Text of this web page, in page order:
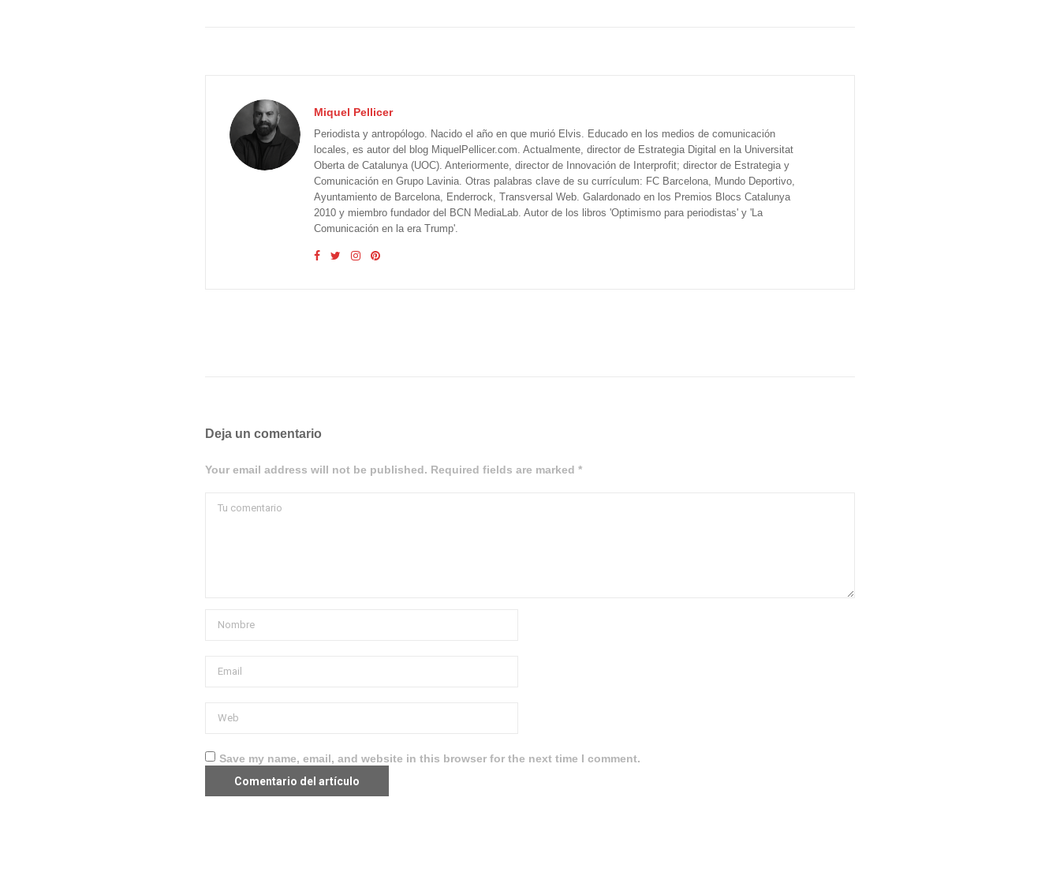
Miquel Pellicer
Periodista y antropólogo. Nacido el año en que murió Elvis. Educado en los medios de comunicación
locales, es autor del blog MiquelPellicer.com. Actualmente, director de Estrategia Digital en la Universitat
Oberta de Catalunya (UOC). Anteriormente, director de Innovación de Interprofit; director de Estrategia y
Comunicación en Grupo Lavinia. Otras palabras clave de su currículum: FC Barcelona, Mundo Deportivo,
Ayuntamiento de Barcelona, Enderrock, Transversal Web. Galardonado en los Premios Blocs Catalunya
2010 y miembro fundador del BCN MediaLab. Autor de los libros 'Optimismo para periodistas' y 'La
Comunicación en la era Trump'.
Deja un comentario
Your email address will not be published. Required fields are marked *
Save my name, email, and website in this browser for the next time I comment.